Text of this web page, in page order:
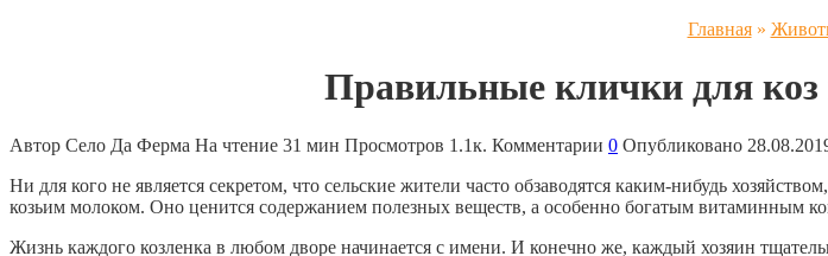
Главная »
Правильные клички для
Автор Село Да Ферма На чтение 31 мин Просмотров 1.1к. Комментарии 0 Опубликовано
Ни для кого не является секретом, что сельские жители часто обзаводятся каким-нибудь
козьим молоком. Оно ценится содержанием полезных веществ, а особенно богатым витаминным
Жизнь каждого козленка в любом дворе начинается с имени. И конечно же, каждый хозяин